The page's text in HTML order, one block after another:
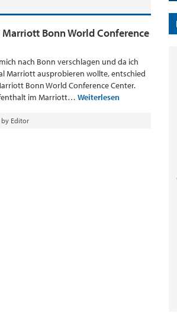
Marriott Bonn World Conference
nach Bonn verschlagen und da ich
Marriott ausprobieren wollte, entschied
Bonn World Conference Center.
im Marriott… Weiterlesen
by Editor